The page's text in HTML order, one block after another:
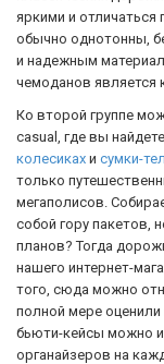
яркими и отличаться
обычно однотонны,
и надежным
чемоданов является
Ко второй группе
casual, где вы найдете
колесиках и сумки-
только
мегаполисов.
собой гору пакетов,
планов? Тогда
нашего интернет-
того, сюда можно
полной мере
бьюти-кейсы можно
органайзеров на